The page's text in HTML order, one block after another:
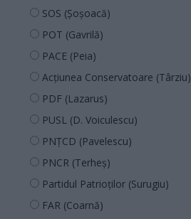
SOS (Șoșoacă)
POT (Gavrilă)
PACE (Peia)
Acțiunea Conservatoare (Târziu)
PDF (Lazarus)
PUSL (D. Voiculescu)
PNȚCD (Pavelescu)
PNCR (Terheș)
Partidul Patrioților (Surugiu)
FAR (Coarnă)